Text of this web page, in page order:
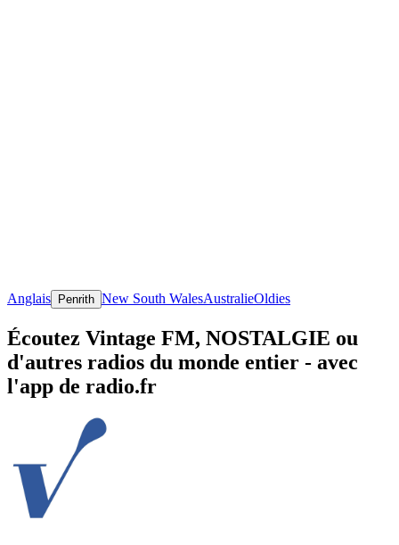
Anglais Penrith New South WalesAustralieOldies
Écoutez Vintage FM, NOSTALGIE ou
d'autres radios du monde entier - avec
l'app de radio.fr